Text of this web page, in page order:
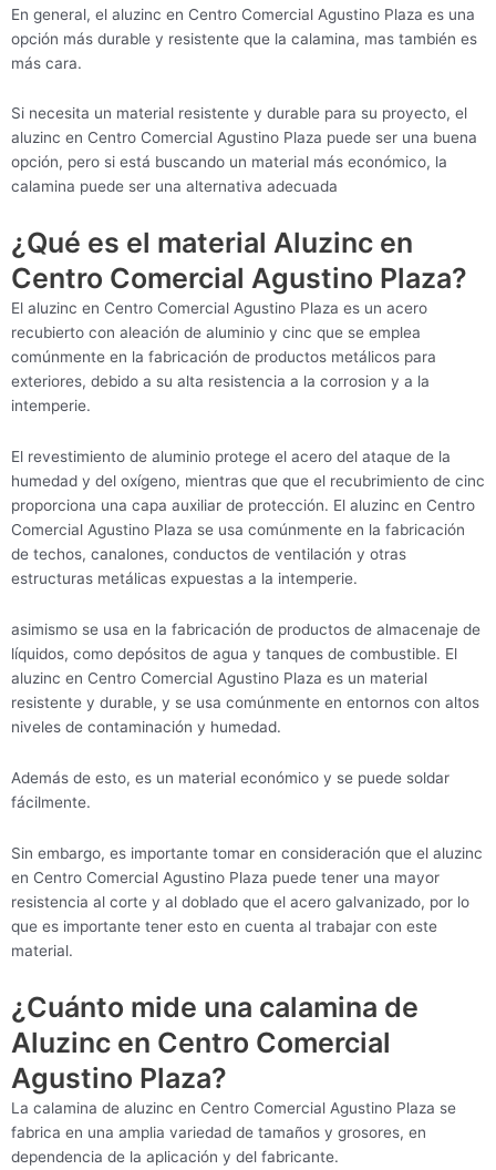
En general, el aluzinc en Centro Comercial Agustino Plaza es una
opción más durable y resistente que la calamina, mas también es
más cara.
Si necesita un material resistente y durable para su proyecto, el
aluzinc en Centro Comercial Agustino Plaza puede ser una buena
opción, pero si está buscando un material más económico, la
calamina puede ser una alternativa adecuada
¿Qué es el material Aluzinc en
Centro Comercial Agustino Plaza?
El aluzinc en Centro Comercial Agustino Plaza es un acero
recubierto con aleación de aluminio y cinc que se emplea
comúnmente en la fabricación de productos metálicos para
exteriores, debido a su alta resistencia a la corrosion y a la
intemperie.
El revestimiento de aluminio protege el acero del ataque de la
humedad y del oxígeno, mientras que que el recubrimiento de cinc
proporciona una capa auxiliar de protección. El aluzinc en Centro
Comercial Agustino Plaza se usa comúnmente en la fabricación
de techos, canalones, conductos de ventilación y otras
estructuras metálicas expuestas a la intemperie.
asimismo se usa en la fabricación de productos de almacenaje de
líquidos, como depósitos de agua y tanques de combustible. El
aluzinc en Centro Comercial Agustino Plaza es un material
resistente y durable, y se usa comúnmente en entornos con altos
niveles de contaminación y humedad.
Además de esto, es un material económico y se puede soldar
fácilmente.
Sin embargo, es importante tomar en consideración que el aluzinc
en Centro Comercial Agustino Plaza puede tener una mayor
resistencia al corte y al doblado que el acero galvanizado, por lo
que es importante tener esto en cuenta al trabajar con este
material.
¿Cuánto mide una calamina de
Aluzinc en Centro Comercial
Agustino Plaza?
La calamina de aluzinc en Centro Comercial Agustino Plaza se
fabrica en una amplia variedad de tamaños y grosores, en
dependencia de la aplicación y del fabricante.